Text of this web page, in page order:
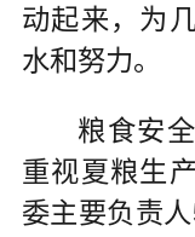
动起来，为
水和努力。
粮食安
重视夏粮生
委主要负责